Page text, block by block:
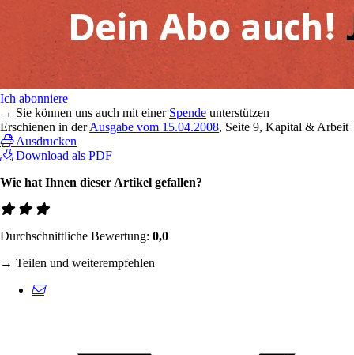
Ich abonniere
→ Sie können uns auch mit einer Spende unterstützen
Erschienen in derAusgabe vom 15.04.2008, Seite 9, Kapital & Arbeit
Ausdrucken
Download als PDF
Wie hat Ihnen dieser Artikel gefallen?
Durchschnittliche Bewertung: 0,0
→ Teilen und weiterempfehlen